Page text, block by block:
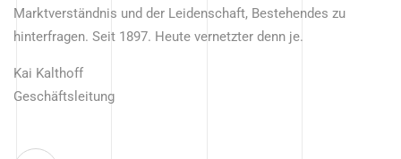
Marktverständnis und der Leidenschaft, Bestehendes zu
hinterfragen. Seit 1897. Heute vernetzter denn je.
Kai Kalthoff
Geschäftsleitung